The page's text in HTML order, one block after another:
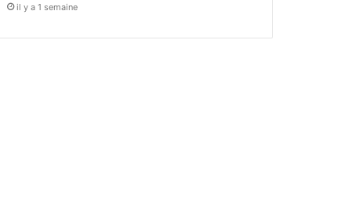
il y a 1 semaine